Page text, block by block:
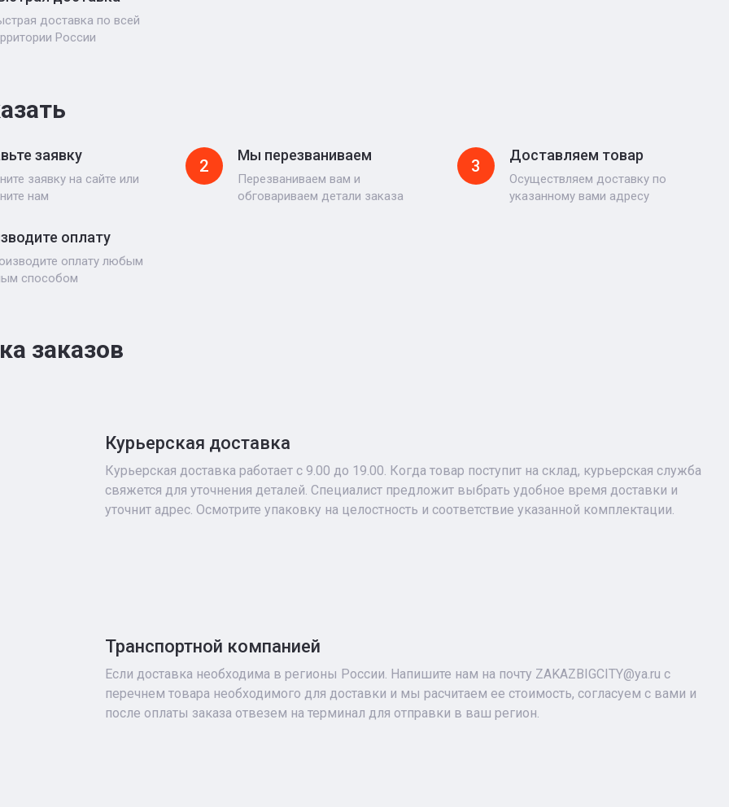
доставка по всей
России
заявку
заявку на сайте или
нам
2
Мы перезваниваем
Перезваниваем вам и
обговариваем детали заказа
3
Доставляем товар
Осуществляем доставку по
указанному вами адресу
оплату
оплату любым
способом
заказов
Курьерская доставка
Курьерская доставка работает с 9.00 до 19.00. Когда товар поступит на склад, курьерская служба
свяжется для уточнения деталей. Специалист предложит выбрать удобное время доставки и
уточнит адрес. Осмотрите упаковку на целостность и соответствие указанной комплектации.
Транспортной компанией
Если доставка необходима в регионы России. Напишите нам на почту ZAKAZBIGCITY@ya.ru с
перечнем товара необходимого для доставки и мы расчитаем ее стоимость, согласуем с вами и
после оплаты заказа отвезем на терминал для отправки в ваш регион.